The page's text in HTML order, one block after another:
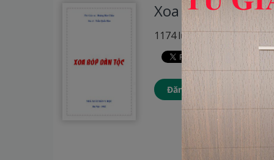
Xoa Bóp Dân Tộc
1174 lượt xem
Đăng nhập để thêm Sách